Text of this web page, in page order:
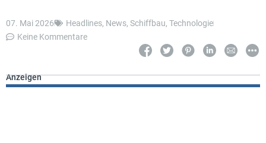
07. Mai 2026 Headlines, News, Schiffbau, Technologie
Keine Kommentare
Anzeigen